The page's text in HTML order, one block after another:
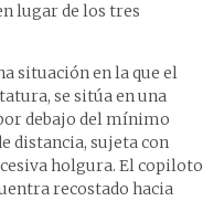
lugar de los tres
situación en la que el
se sitúa en una
debajo del mínimo
distancia, sujeta con
holgura. El copiloto
recostado hacia